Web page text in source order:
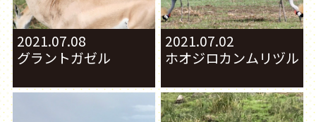
2021.07.08
グラントガゼル
2021.07.02
ホオジロカンムリヅル